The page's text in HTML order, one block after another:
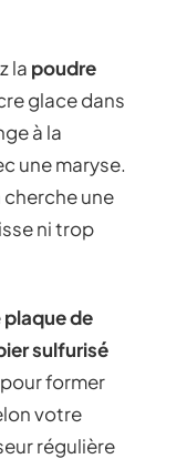
la poudre
glace dans
à la
une maryse.
une
ni trop
plaque de
sulfurisé
former
votre
régulière